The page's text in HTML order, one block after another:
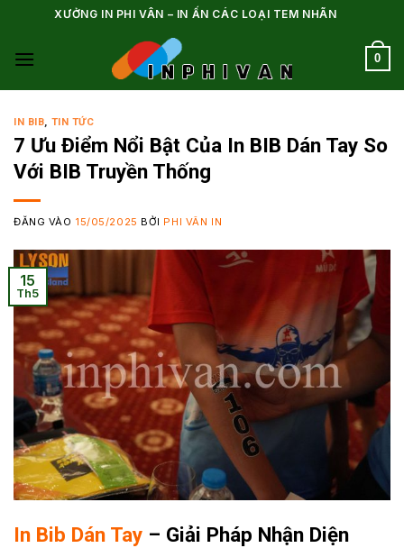
nội
XƯỞNG IN PHI VÂN – IN ẤN CÁC LOẠI TEM NHÃN
0
IN BIB, TIN TỨC
7 Ưu Điểm Nổi Bật Của In BIB Dán Tay So
Với BIB Truyền Thống
ĐĂNG VÀO 15/05/2025 BỞI PHI VÂN IN
15
Th5
In Bib Dán Tay – Giải Pháp Nhận Diện